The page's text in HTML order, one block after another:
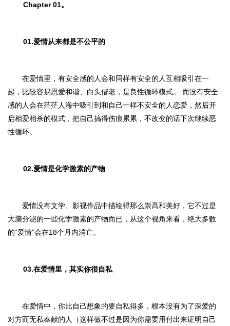
Chapter 01。
01.爱情从来都是不公平的
在爱情里，有安全感的人会和同样有安全的人互相吸引在一
起，比较容易恩爱和谐、白头偕老，是良性循环模式。 而没有安全
感的人会在茫茫人海中吸引到和自己一样不安全的人恋爱，然后开
启相爱相杀的模式，把自己搞得伤痕累累，不改变的话下次继续恶
性循环。
02.爱情是化学激素的产物
爱情没有文学、影视作品中描绘得那么崇高和美好，它不过是
大脑分泌的一些化学激素的产物而已，从这个视角来看，绝大多数
的“爱情”会在18个月内消亡。
03.在爱情里，其实你很自私
在爱情中，你比自己想象的要自私得多，根本没有为了深爱的
对方而无私奉献的人（这样做不过是因为你需要用付出来证明自己